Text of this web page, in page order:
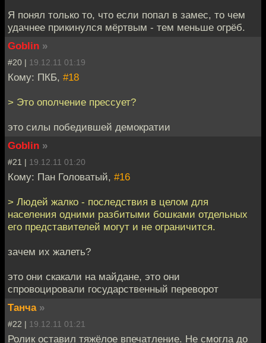
Я понял только то, что если попал в замес, то чем
удачнее прикинулся мёртвым - тем меньше огрёб.
Goblin »
#20 | 19.12.11 01:19
Кому: ПКБ, #18
> Это ополчение прессует?
это силы победившей демократии
Goblin »
#21 | 19.12.11 01:20
Кому: Пан Головатый, #16
> Людей жалко - последствия в целом для
населения одними разбитыми бошками отдельных
его представителей могут и не ограничится.
зачем их жалеть?
это они скакали на майдане, это они
спровоцировали государственный переворот
Танча »
#22 | 19.12.11 01:21
Ролик оставил тяжёлое впечатление. Не смогла до